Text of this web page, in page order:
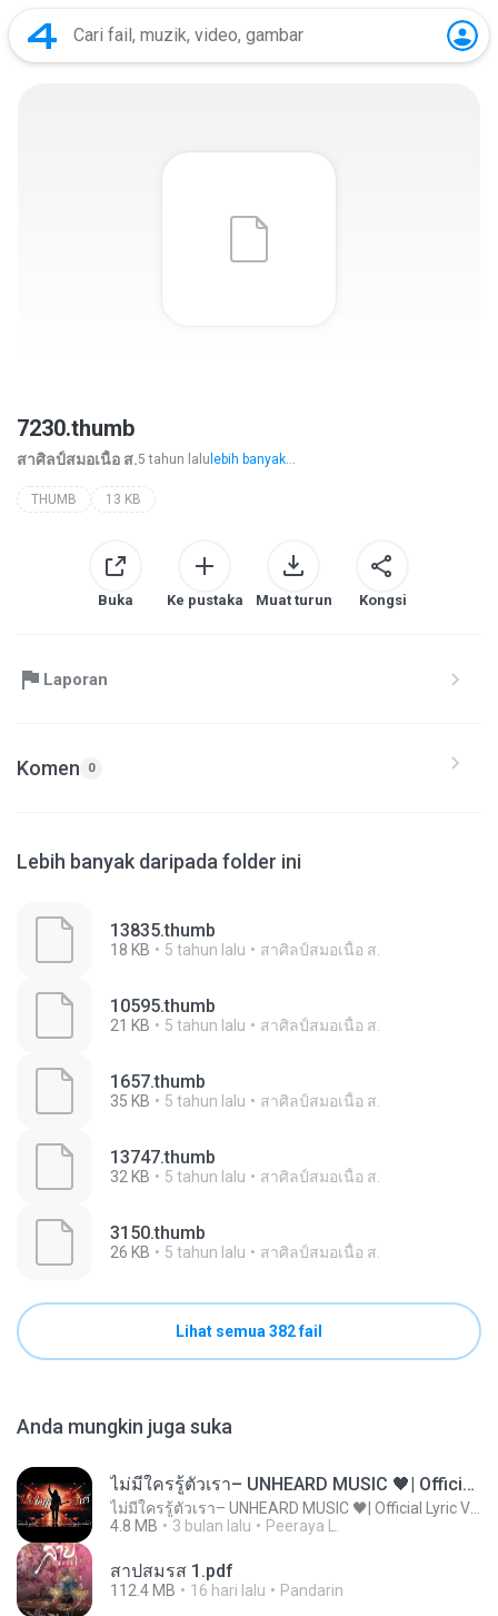
7230.thumb
สาศิลป์สมอเนื้อ ส.5 tahun lalu lebih banyak...
THUMB 13 KB
Buka Ke pustaka Muat turun Kongsi
Laporan
Komen 0
Lebih banyak daripada folder ini
13835.thumb
18 KB 5 tahun lalu สาศิลป์สมอเนื้อ ส.
10595.thumb
21 KB 5 tahun lalu สาศิลป์สมอเนื้อ ส.
1657.thumb
35 KB 5 tahun lalu สาศิลป์สมอเนื้อ ส.
13747.thumb
32 KB 5 tahun lalu สาศิลป์สมอเนื้อ ส.
3150.thumb
26 KB 5 tahun lalu สาศิลป์สมอเนื้อ ส.
Lihat semua 382 fail
Anda mungkin juga suka
ไม่มีใครรู้ตัวเรา– UNHEARD MUSIC 🖤| Official Lyric Video | เพลงสู้ชีวิต
4.8 MB
3 bulan lalu Peeraya L.
สาปสมรส 1.pdf
112.4 MB 16 hari lalu Pandarin